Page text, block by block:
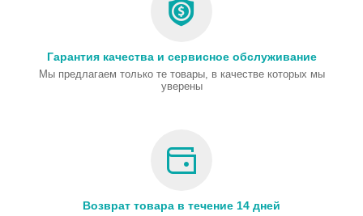
Гарантия качества и сервисное обслуживание
Мы предлагаем только те товары, в качестве которых мы
уверены
Возврат товара в течение 14 дней